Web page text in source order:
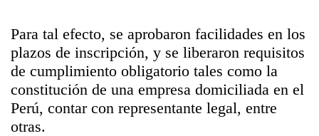
Para tal efecto, se aprobaron facilidades en los
plazos de inscripción, y se liberaron requisitos
de cumplimiento obligatorio tales como la
constitución de una empresa domiciliada en el
Perú, contar con representante legal, entre
otras.